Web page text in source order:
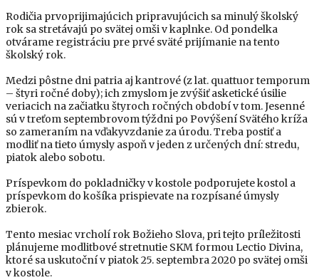
Rodičia prvoprijimajúcich pripravujúcich sa minulý školský
rok sa stretávajú po svätej omši v kaplnke. Od pondelka
otvárame registráciu pre prvé sväté prijímanie na tento
školský rok.
Medzi pôstne dni patria aj kantrové (z lat. quattuor temporum
– štyri ročné doby); ich zmyslom je zvýšiť asketické úsilie
veriacich na začiatku štyroch ročných období v tom. Jesenné
sú v treťom septembrovom týždni po Povýšení Svätého kríža
so zameraním na vďakyvzdanie za úrodu. Treba postiť a
modliť na tieto úmysly aspoň v jeden z určených dní: stredu,
piatok alebo sobotu.
Príspevkom do pokladničky v kostole podporujete kostol a
príspevkom do košíka prispievate na rozpísané úmysly
zbierok.
Tento mesiac vrcholí rok Božieho Slova, pri tejto príležitosti
plánujeme modlitbové stretnutie SKM formouLectio Divina,
ktoré sa uskutočnív piatok 25. septembra 2020 po svätej omši
v kostole.